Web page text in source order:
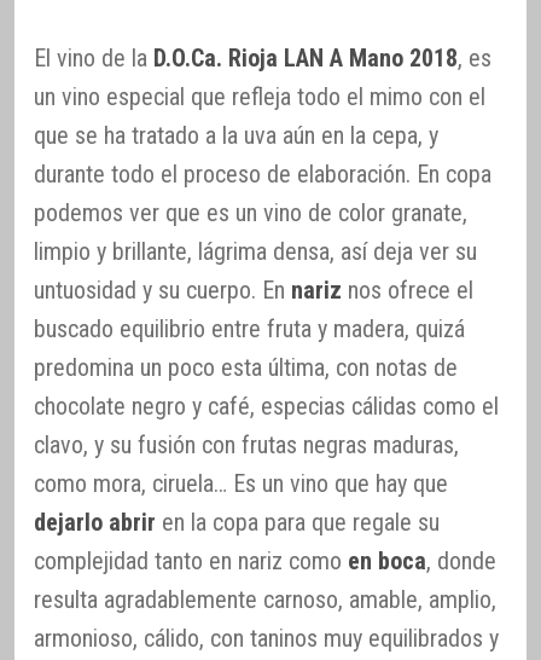
El vino de la D.O.Ca. Rioja LAN A Mano 2018, es
un vino especial que refleja todo el mimo con el
que se ha tratado a la uva aún en la cepa, y
durante todo el proceso de elaboración. En copa
podemos ver que es un vino de color granate,
limpio y brillante, lágrima densa, así deja ver su
untuosidad y su cuerpo. En nariz nos ofrece el
buscado equilibrio entre fruta y madera, quizá
predomina un poco esta última, con notas de
chocolate negro y café, especias cálidas como el
clavo, y su fusión con frutas negras maduras,
como mora, ciruela… Es un vino que hay que
dejarlo abrir en la copa para que regale su
complejidad tanto en nariz como en boca, donde
resulta agradablemente carnoso, amable, amplio,
armonioso, cálido, con taninos muy equilibrados y